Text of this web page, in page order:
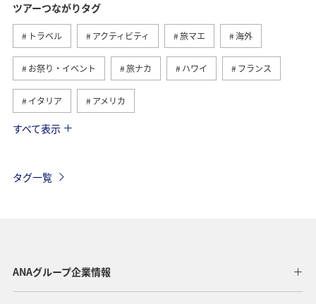
ツアーつながりタグ
トラベル アクティビティ 旅マエ 海外
お祭り・イベント 旅ナカ ハワイ フランス
イタリア アメリカ
グルメ
歴史・文化・芸術 温泉 秋 韓国 春
すべて表示
タグ一覧
ANAグループ企業情報